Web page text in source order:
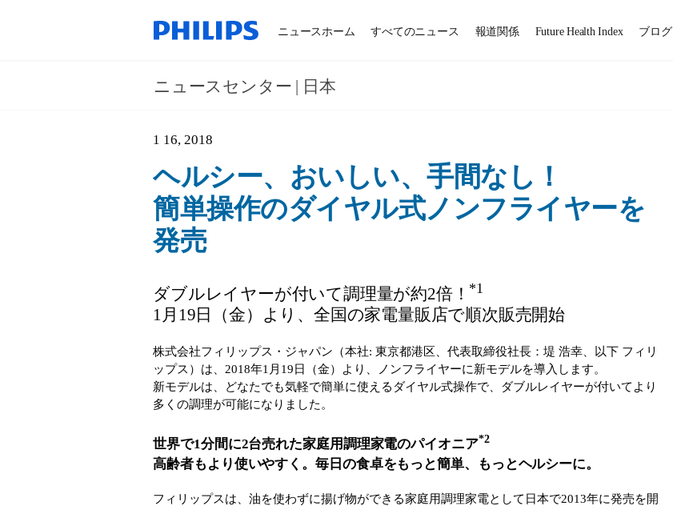
ニュースホーム すべてのニュース 報道関係 Future Health Index ブログ
ニュースセンター | 日本
1 16, 2018
ヘルシー、おいしい、手間なし！
簡単操作のダイヤル式ノンフライヤーを
発売
ダブルレイヤーが付いて調理量が約2倍！ *1
1月19日（金）より、全国の家電量販店で順次販売開始
株式会社フィリップス・ジャパン（本社: 東京都港区、代表取締役社長：堤 浩幸、以下 フィリ
ップス）は、2018年1月19日（金）より、ノンフライヤーに新モデルを導入します。
新モデルは、どなたでも気軽で簡単に使えるダイヤル式操作で、ダブルレイヤーが付いてより
多くの調理が可能になりました。
世界で1分間に2台売れた家庭用調理家電のパイオニア*2
高齢者もより使いやすく。毎日の食卓をもっと簡単、もっとヘルシーに。
フィリップスは、油を使わずに揚げ物ができる家庭用調理家電として日本で2013年に発売を開